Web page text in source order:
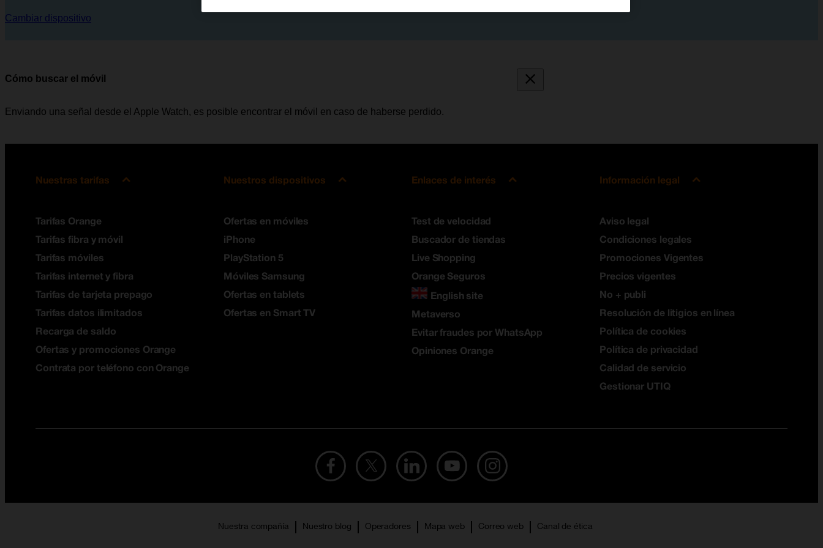
Cambiar dispositivo
Cómo buscar el móvil
Enviando una señal desde el Apple Watch, es posible encontrar el móvil en caso de haberse perdido.
Nuestras tarifas
Tarifas Orange
Tarifas fibra y móvil
Tarifas móviles
Tarifas internet y fibra
Tarifas de tarjeta prepago
Tarifas datos ilimitados
Recarga de saldo
Ofertas y promociones Orange
Contrata por teléfono con Orange
Nuestros dispositivos
Ofertas en móviles
iPhone
PlayStation 5
Móviles Samsung
Ofertas en tablets
Ofertas en Smart TV
Enlaces de interés
Test de velocidad
Buscador de tiendas
Live Shopping
Orange Seguros
English site
Metaverso
Evitar fraudes por WhatsApp
Opiniones Orange
Información legal
Aviso legal
Condiciones legales
Promociones Vigentes
Precios vigentes
No + publi
Resolución de litigios en línea
Política de cookies
Política de privacidad
Calidad de servicio
Gestionar UTIQ
Nuestra compañía Nuestro blog Operadores Mapa web Correo web Canal de ética